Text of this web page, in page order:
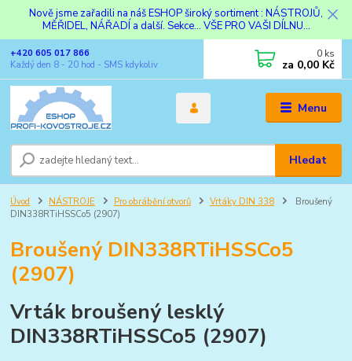
Nově jsme zařadili na náš ESHOP široký sortiment : NÁSTROJŮ,
MĚŘIDEL, NÁŘADÍ a další. Sekce... VŠE PRO VAŠI DÍLNU...
Menu
Hledat
+420 605 017 866
Každý den 8 - 20 hod - SMS kdykoliv
0 ks
za 0,00 Kč
Úvod NÁSTROJE Pro obrábění otvorů Vrtáky DIN 338
Broušený
DIN338RTiHSSCo5 (2907)
Broušený DIN338RTiHSSCo5
(2907)
Vrták broušený lesklý
DIN338RTiHSSCo5 (2907)